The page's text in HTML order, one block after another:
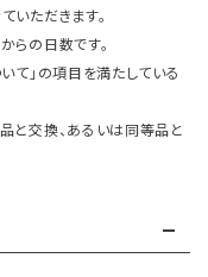
ただきます。
の日数です。
て」の項目を満たしている
交換、あるいは同等品と